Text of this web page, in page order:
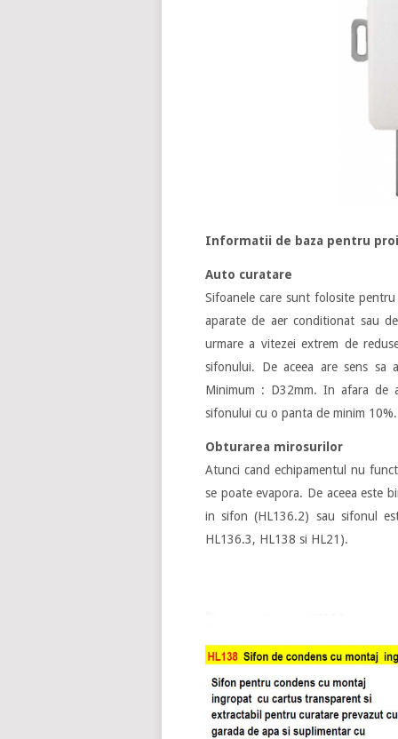
Informatii de baza pentru
Auto curatare
Sifoanele care sunt folosite
aparate de aer conditionat sau
urmare a vitezei extrem de
sifonului. De aceea are sens sa
Minimum : D32mm. In afara de
sifonului cu o panta de minim 10%.
Obturarea mirosurilor
Atunci cand echipamentul nu
se poate evapora. De aceea este
in sifon (HL136.2) sau sifonul
HL136.3, HL138 si HL21).